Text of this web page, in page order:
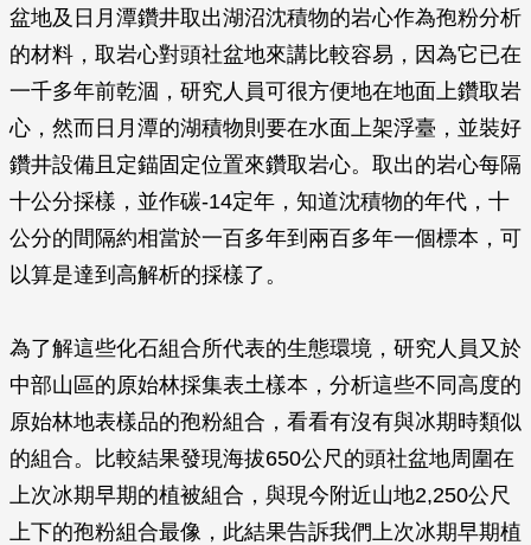
盆地及日月潭鑽井取出湖沼沈積物的岩心作為孢粉分析
的材料，取岩心對頭社盆地來講比較容易，因為它已在
一千多年前乾涸，研究人員可很方便地在地面上鑽取岩
心，然而日月潭的湖積物則要在水面上架浮臺，並裝好
鑽井設備且定錨固定位置來鑽取岩心。取出的岩心每隔
十公分採樣，並作碳-14定年，知道沈積物的年代，十
公分的間隔約相當於一百多年到兩百多年一個標本，可
以算是達到高解析的採樣了。
為了解這些化石組合所代表的生態環境，研究人員又於
中部山區的原始林採集表土樣本，分析這些不同高度的
原始林地表樣品的孢粉組合，看看有沒有與冰期時類似
的組合。比較結果發現海拔650公尺的頭社盆地周圍在
上次冰期早期的植被組合，與現今附近山地2,250公尺
上下的孢粉組合最像，此結果告訴我們上次冰期早期植